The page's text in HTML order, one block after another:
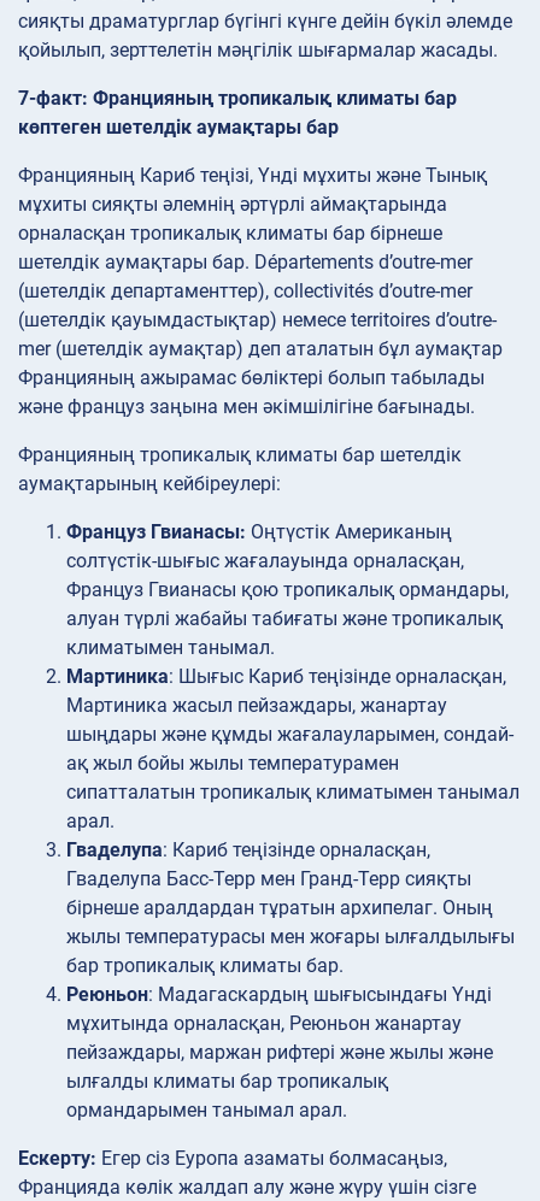
сияқты драматурглар бүгінгі күнге дейін бүкіл әлемде
қойылып, зерттелетін мәңгілік шығармалар жасады.
7-факт: Францияның тропикалық климаты бар
көптеген шетелдік аумақтары бар
Францияның Кариб теңізі, Үнді мұхиты және Тынық
мұхиты сияқты әлемнің әртүрлі аймақтарында
орналасқан тропикалық климаты бар бірнеше
шетелдік аумақтары бар. Départements d’outre-mer
(шетелдік департаменттер), collectivités d’outre-mer
(шетелдік қауымдастықтар) немесе territoires d’outre-
mer (шетелдік аумақтар) деп аталатын бұл аумақтар
Францияның ажырамас бөліктері болып табылады
және француз заңына мен әкімшілігіне бағынады.
Францияның тропикалық климаты бар шетелдік
аумақтарының кейбіреулері:
Француз Гвианасы: Оңтүстік Американың
солтүстік-шығыс жағалауында орналасқан,
Француз Гвианасы қою тропикалық ормандары,
алуан түрлі жабайы табиғаты және тропикалық
климатымен танымал.
Мартиника: Шығыс Кариб теңізінде орналасқан,
Мартиника жасыл пейзаждары, жанартау
шыңдары және құмды жағалауларымен, сондай-
ақ жыл бойы жылы температурамен
сипатталатын тропикалық климатымен танымал
арал.
Гваделупа: Кариб теңізінде орналасқан,
Гваделупа Басс-Терр мен Гранд-Терр сияқты
бірнеше аралдардан тұратын архипелаг. Оның
жылы температурасы мен жоғары ылғалдылығы
бар тропикалық климаты бар.
Реюньон: Мадагаскардың шығысындағы Үнді
мұхитында орналасқан, Реюньон жанартау
пейзаждары, маржан рифтері және жылы және
ылғалды климаты бар тропикалық
ормандарымен танымал арал.
Ескерту: Егер сіз Еуропа азаматы болмасаңыз,
Францияда көлік жалдап алу және жүру үшін сізге